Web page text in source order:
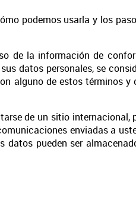
podemos usarla y los
de la información de
datos personales, se
alguno de estos términos y
de un sitio internacional,
enviadas a
pueden ser